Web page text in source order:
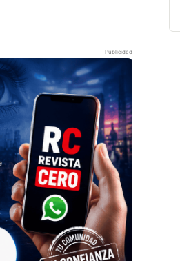
Publicidad